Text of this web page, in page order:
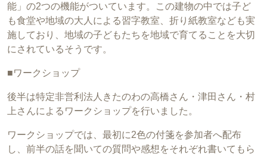
能」の2つの機能がついています。この建物の中では子ど
も食堂や地域の大人による習字教室、折り紙教室なども実
施しており、地域の子どもたちを地域で育てることを大切
にされているそうです。
■ワークショップ
後半は特定非営利法人きたのわの高橋さん・津田さん・村
上さんによるワークショップを行いました。
ワークショップでは、最初に2色の付箋を参加者へ配布
し、前半の話を聞いての質問や感想をそれぞれ書いてもら